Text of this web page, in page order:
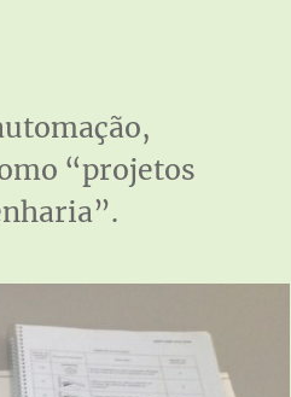
“projetos